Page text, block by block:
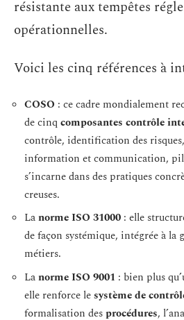
résistante aux tempêtes
opérationnelles.
Voici les cinq références à
COSO : ce cadre mondialement
de cinq composantes contrôle
contrôle, identification des
information et communication,
s’incarne dans des pratiques
creuses.
Lanorme ISO 31000 : elle
de façon systémique, intégrée à la
métiers.
Lanorme ISO 9001 : bien plus
elle renforce lesystème de
formalisation desprocédures,